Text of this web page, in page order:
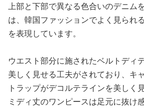
上部と下部で異なる色合いのデニム
は、韓国ファッションでよく見られ
を表現しています。
ウエスト部分に施されたベルトディ
美しく見せる工夫がされており、キ
トラップがデコルテラインを美しく
ミディ丈のワンピースは足元に抜け